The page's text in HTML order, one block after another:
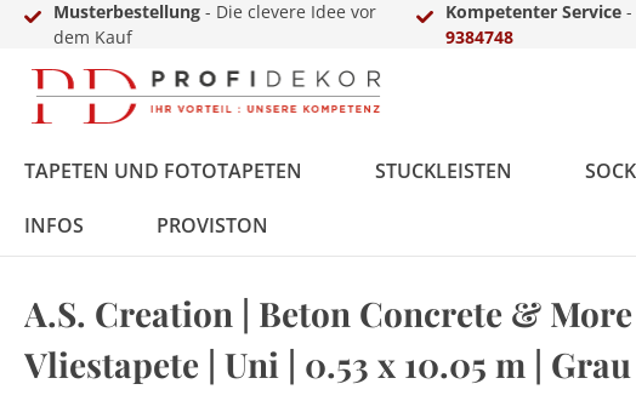
Musterbestellung - Die clevere Idee vor
dem Kauf
Kompetenter Service
9384748
TAPETEN UND FOTOTAPETEN STUCKLEISTEN
INFOS PROVISTON
Fototapeten Papier
Styropor Gips
MDF
Vinyl Parkett
Übergangs- &
Ausgleichsprofile
Abschlussprofile
LED-Sets LED
Innenfarbe
Zierkies
Zubehör
A.S. Creation | Beton Concrete & More
Vliestapete | Uni | 0.53 x 10.05 m | Grau